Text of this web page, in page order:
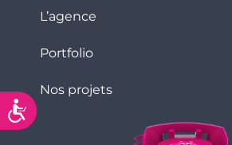
Accessibilité
L’agence
Portfolio
Nos projets